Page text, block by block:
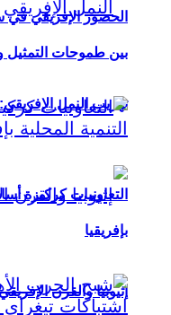
تهريب النمل
إثيوبيا والقرن
الحضور الإفريقي في
بين طموحات التمثيل
التعاونيات كركيزة
بإفريقيا